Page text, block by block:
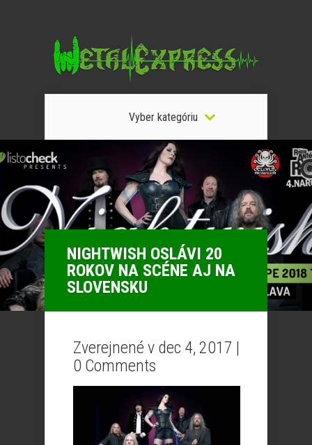
Vyber kategóriu
NIGHTWISH OSLÁVI 20
ROKOV NA SCÉNE AJ NA
SLOVENSKU
Zverejnené v dec 4, 2017 |
0 Comments